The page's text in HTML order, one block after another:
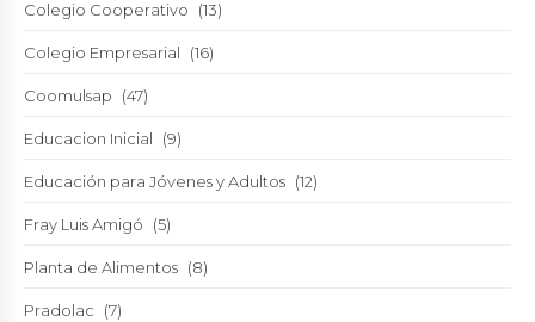
Colegio Cooperativo (13)
Colegio Empresarial (16)
Coomulsap (47)
Educacion Inicial (9)
Educación para Jóvenes y Adultos (12)
Fray Luis Amigó (5)
Planta de Alimentos (8)
Pradolac (7)